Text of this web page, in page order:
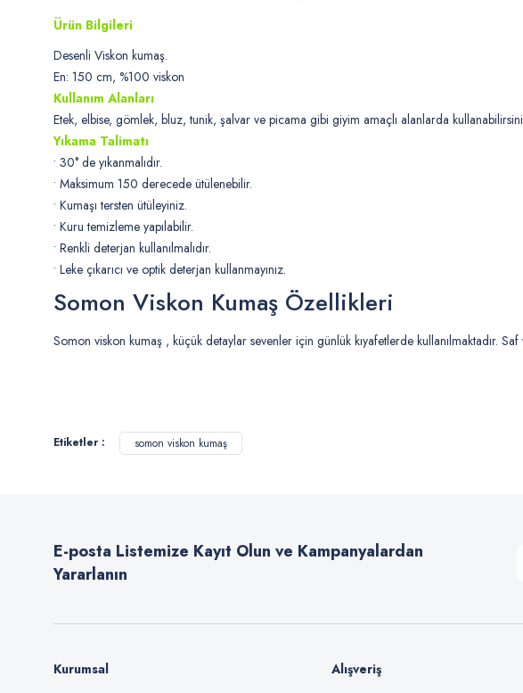
Ürün Bilgileri
Desenli Viskon kumaş.
En: 150 cm, %100 viskon
Kullanım Alanları
Etek, elbise, gömlek, bluz, tunik, şalvar ve picama gibi giyim amaçlı alanlarda
Yıkama Talimatı
• 30° de yıkanmalıdır.
• Maksimum 150 derecede ütülenebilir.
• Kumaşı tersten ütüleyiniz.
• Kuru temizleme yapılabilir.
• Renkli deterjan kullanılmalıdır.
• Leke çıkarıcı ve optik deterjan kullanmayınız.
Somon Viskon Kumaş Özellikleri
Somon viskon kumaş , küçük detaylar sevenler için günlük kıyafetlerde kullanılmaktadır.
Ürün resmi kalitesiz, bozuk veya görüntülenemiyor.
Ürün fiyatı diğer sitelerden daha pahalı.
Bu ürüne benzer farklı alternatifler olmalı.
Etiketler : somon viskon kumaş
E-posta Listemize Kayıt Olun ve Kampanyalardan
Yararlanın
Kurumsal
Alışveriş